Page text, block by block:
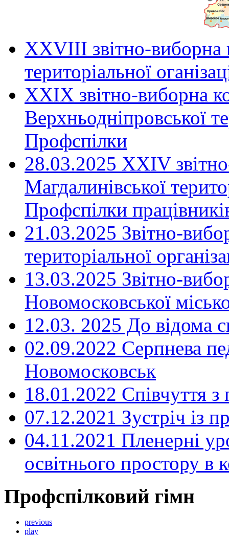
ХХVIII звітно-виборна
територіальної
XXIX звітно-виборна
Верхньодніпровської
Профспілки
28.03.2025 ХХІV
Магдалинівської
Профспілки
21.03.2025 Звітно-
територіальної
13.03.2025 Звітно-
Новомосковської
12.03. 2025 До відома
02.09.2022 Серпнева
Новомосковськ
18.01.2022 Співчуття з
07.12.2021 Зустріч із
04.11.2021 Пленерні
освітнього простору
Профспілковий гімн
previous
play